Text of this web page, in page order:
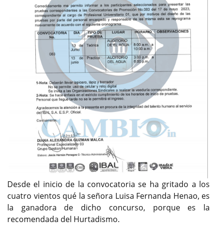
Desde el inicio de la convocatoria se ha gritado a los
cuatro vientos qué la señora Luisa Fernanda Henao, es
la ganadora de dicho concurso, porque es la
recomendada del Hurtadismo.